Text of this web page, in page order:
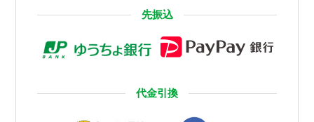
先振込
代金引換